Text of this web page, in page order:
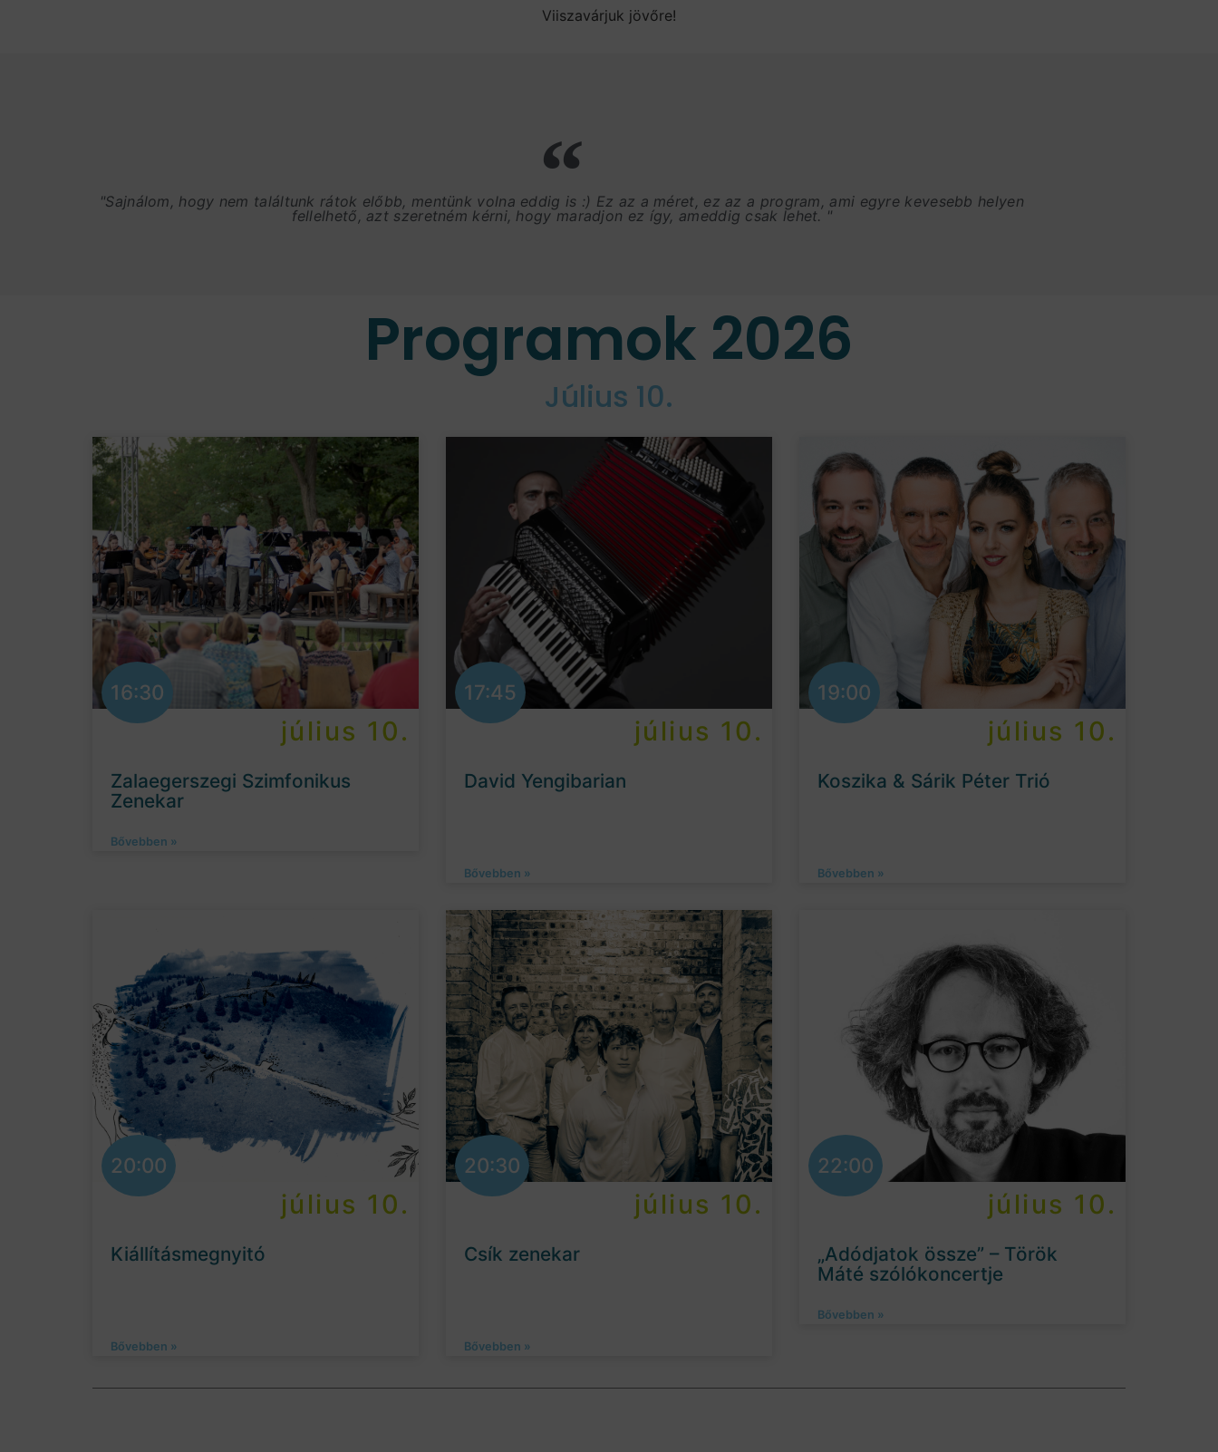
Viiszavárjuk jövőre!
"Sajnálom, hogy nem találtunk rátok előbb, mentünk volna eddig is :) Ez az a méret, ez az a program, ami egyre kevesebb helyen
fellelhető, azt szeretném kérni, hogy maradjon ez így, ameddig csak lehet. "
Programok 2026
Július 10.
16:30
július 10.
Zalaegerszegi Szimfonikus
Zenekar
Bővebben »
17:45
július 10.
David Yengibarian
Bővebben »
19:00
július 10.
Koszika & Sárik Péter Trió
Bővebben »
20:00
július 10.
Kiállításmegnyitó
Bővebben »
20:30
július 10.
Csík zenekar
Bővebben »
22:00
július 10.
„Adódjatok össze” – Török
Máté szólókoncertje
Bővebben »